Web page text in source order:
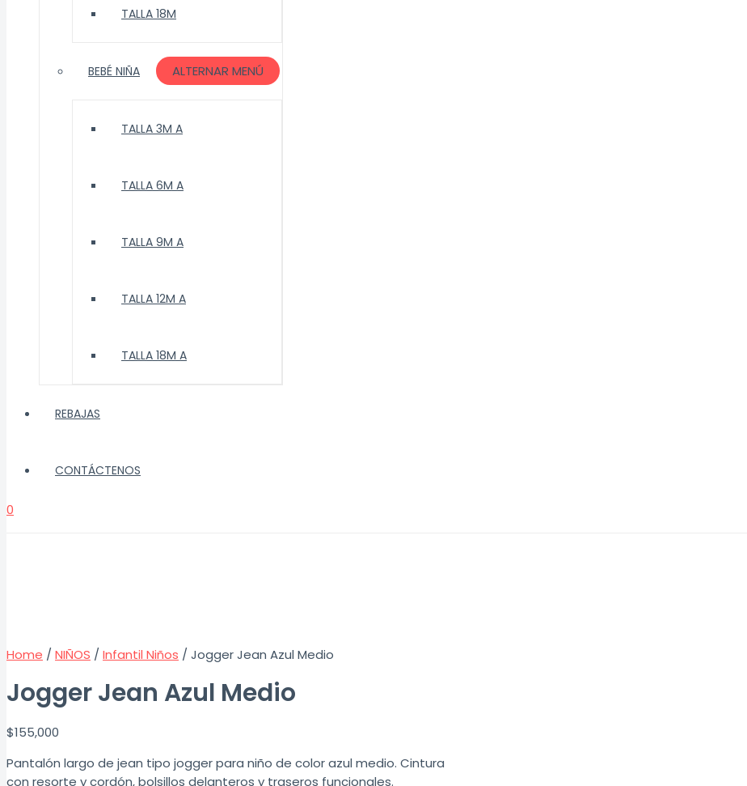
TALLA 18M
BEBÉ NIÑA ALTERNAR MENÚ
TALLA 3M A
TALLA 6M A
TALLA 9M A
TALLA 12M A
TALLA 18M A
REBAJAS
CONTÁCTENOS
0
Home / NIÑOS / Infantil Niños / Jogger Jean Azul Medio
Jogger Jean Azul Medio
$155,000
Pantalón largo de jean tipo jogger para niño de color azul medio. Cintura
con resorte y cordón, bolsillos delanteros y traseros funcionales.